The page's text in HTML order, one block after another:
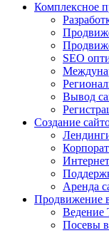
Комплексное
SEO
Вывод
Создание
Аренда
Продвижение
Ведение
Посевы